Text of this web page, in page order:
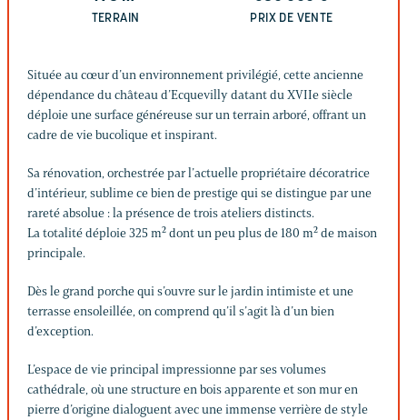
TERRAIN PRIX DE VENTE
Située au cœur d’un environnement privilégié, cette ancienne
dépendance du château d’Ecquevilly datant du XVIIe siècle
déploie une surface généreuse sur un terrain arboré, offrant un
cadre de vie bucolique et inspirant.
Sa rénovation, orchestrée par l’actuelle propriétaire décoratrice
d’intérieur, sublime ce bien de prestige qui se distingue par une
rareté absolue : la présence de trois ateliers distincts.
La totalité déploie 325 m² dont un peu plus de 180 m² de maison
principale.
Dès le grand porche qui s’ouvre sur le jardin intimiste et une
terrasse ensoleillée, on comprend qu’il s’agit là d’un bien
d’exception.
L’espace de vie principal impressionne par ses volumes
cathédrale, où une structure en bois apparente et son mur en
pierre d’origine dialoguent avec une immense verrière de style